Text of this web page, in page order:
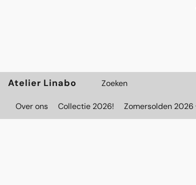
Atelier Linabo
Over ons Collectie 2026! Zomersolden 2026